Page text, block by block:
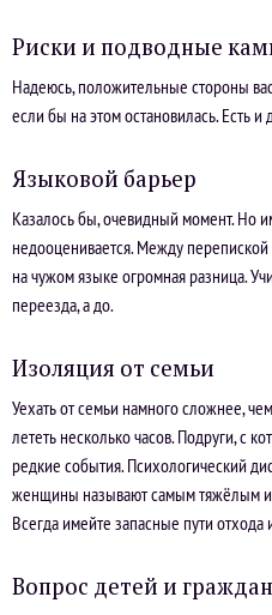
Риски и подводные
Надеюсь, положительные стороны
если бы на этом остановилась. Есть и
Языковой барьер
Казалось бы, очевидный момент. Но
недооценивается. Между
на чужом языке огромная разница.
переезда, а до.
Изоляция от семьи
Уехать от семьи намного сложнее,
лететь несколько часов. Подруги, с
редкие события. Психологический
женщины называют самым тяжёлым
Всегда имейте запасные пути отхода
Вопрос детей и